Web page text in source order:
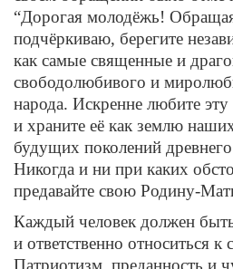
“Дорогая молодёжь!
подчёркиваю, берегите
как самые священные и
свободолюбивого и
народа. Искренне любите
и храните её как землю
будущих поколений
Никогда и ни при каких
предавайте свою Родину-
Каждый человек должен
и ответственно относиться к
Патриотизм, преданность и